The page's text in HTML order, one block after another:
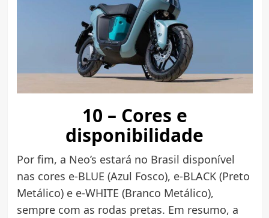
10 – Cores e
disponibilidade
Por fim, a Neo’s estará no Brasil disponível
nas cores e-BLUE (Azul Fosco), e-BLACK (Preto
Metálico) e e-WHITE (Branco Metálico),
sempre com as rodas pretas. Em resumo, a